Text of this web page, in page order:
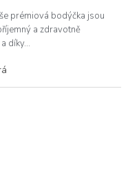
prémiová bodýčka jsou
a zdravotně
díky...